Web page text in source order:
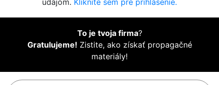
údajom. Kliknite sem pre prihlásenie.
To je tvoja firma?
Gratulujeme! Zistite, ako získať propagačné
materiály!